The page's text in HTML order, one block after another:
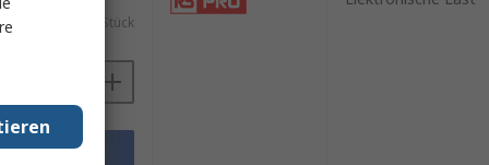
€ 647,73/Stück